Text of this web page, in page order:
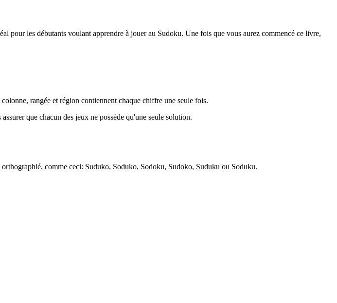
pour les débutants voulant apprendre à jouer au Sudoku. Une fois que vous aurez commencé ce livre,
rangée et région contiennent chaque chiffre une seule fois.
que chacun des jeux ne possède qu'une seule solution.
comme ceci: Suduko, Soduko, Sodoku, Sudoko, Suduku ou Soduku.